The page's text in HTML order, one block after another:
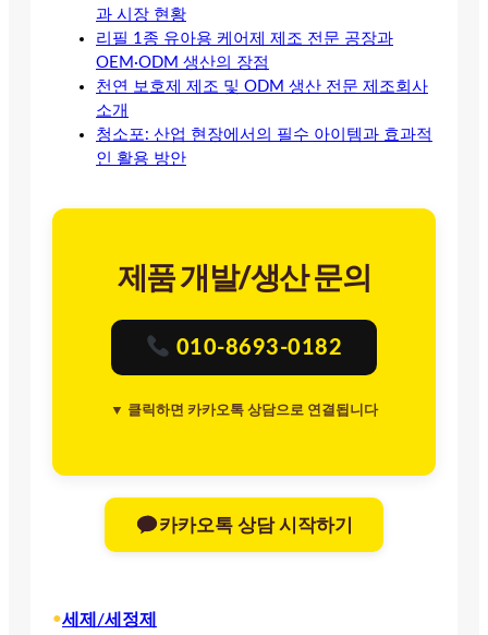
과 시장 현황
리필 1종 유아용 케어제 제조 전문 공장과
OEM·ODM 생산의 장점
천연 보호제 제조 및 ODM 생산 전문 제조회사
소개
청소포: 산업 현장에서의 필수 아이템과 효과적
인 활용 방안
제품 개발/생산 문의
010-8693-0182
▼ 클릭하면 카카오톡 상담으로 연결됩니다
카카오톡 상담 시작하기
•세제/세정제